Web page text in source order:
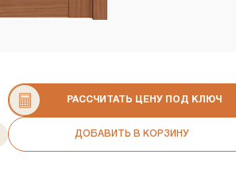
РАССЧИТАТЬ ЦЕНУ ПОД КЛЮЧ
ДОБАВИТЬ В КОРЗИНУ